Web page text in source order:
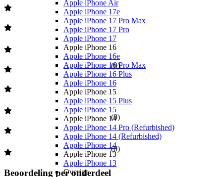
Apple iPhone Air
Apple iPhone 17e
Apple iPhone 17 Pro Max
Apple iPhone 17 Pro
Apple iPhone 17
Apple iPhone 16
Apple iPhone 16e
Apple iPhone 16 Pro Max
Apple iPhone 16 Plus
Apple iPhone 16
Apple iPhone 15
Apple iPhone 15 Plus
Apple iPhone 15
Apple iPhone 14
Apple iPhone 14 Pro (Refurbished)
Apple iPhone 14 (Refurbished)
Apple iPhone 14
Apple iPhone 13
Apple iPhone 13
Overige
(0)
(0)
(0)
Beoordeling per onderdeel